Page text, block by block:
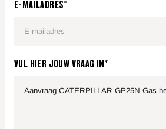
E-MAILADRES*
VUL HIER JOUW VRAAG IN*